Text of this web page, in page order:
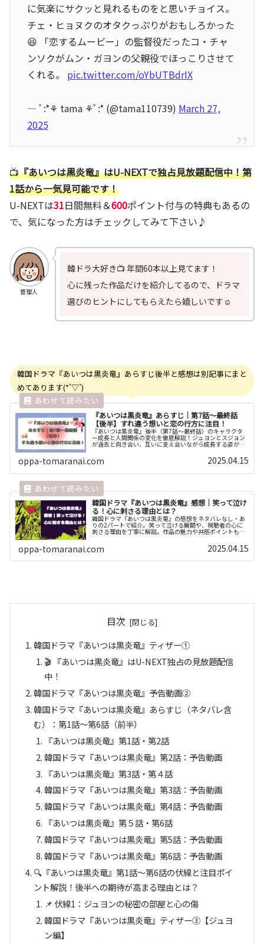
に気楽にサクッと見れるものをと思いチョイス。
チェ・ヒョヌクのオタクっぷりがおもしろかった
😆 「恋するムービー」の監督役だったコ・チャ
ンソクがムン・ガヨンの父親役でほっこりさせて
くれる。 pic.twitter.com/oYbUTBdrIX
— ﾟ:*⚘ tama ⚘ﾟ:* (@tama110739) March 27,
2025
📺『あいつは黒炎竜』はU-NEXTで独占見放題配信中！第
1話から一気見可能です！
U-NEXTは31日間無料＆600ポイント付与の特典もあるの
で、気になった方はチェックしてみて下さい♪
管理人
韓ドラ大好き📺 年間60本以上見てます！
心に残った作品だけを紹介してるので、ドラマ
選びのヒントにしてもらえたら嬉しいです☺️
韓国ドラマ『あいつは黒炎竜』あらすじ後半と感想は別記事にまと
めてあります(*’▽’)
『あいつは黒炎竜』あらすじ｜第7話～最終話
【後半】すれ違う想いと恋の行方に注目！
『あいつは黒炎竜』後半（第7話～最終話）のキャラクタ
ー成長と人間関係の変化を徹底解説！ジュヨンとスジョン
が過去と向き合い、互いに支え合いながら成長する姿が感
動的。愛と絆を描くストーリーの魅力を深掘り！
oppa-tomaranai.com 2025.04.15
韓国ドラマ『あいつは黒炎竜』感想｜笑って泣け
る！心に刺さる理由とは？
韓国ドラマ『あいつは黒炎竜』の感想をネタバレなし・あ
りの2パートで紹介。笑って泣ける展開や、視聴者の心に
刺さる理由を丁寧に解説。作品の魅力や共感ポイントもた
oppa-tomaranai.com 2025.04.15
目次
韓国ドラマ『あいつは黒炎竜』ティザー①
🎬 『あいつは黒炎竜』はU-NEXT独占の見放題配信
中！
韓国ドラマ『あいつは黒炎竜』予告動画②
韓国ドラマ『あいつは黒炎竜』あらすじ（ネタバレ含
む）：第1話～第6話（前半）
『あいつは黒炎竜』第1話・第2話
韓国ドラマ『あいつは黒炎竜』第2話：予告動画
『あいつは黒炎竜』第3話・第４話
韓国ドラマ『あいつは黒炎竜』第3話：予告動画
韓国ドラマ『あいつは黒炎竜』第4話：予告動画
『あいつは黒炎竜』第５話・第6話
韓国ドラマ『あいつは黒炎竜』第5話：予告動画
韓国ドラマ『あいつは黒炎竜』第6話：予告動画
🔍『あいつは黒炎竜』第1話～第6話の伏線と注目ポイ
ント解説！後半への期待が高まる理由とは？
📌 伏線1：ジュヨンの秘密の部屋と心の傷
韓国ドラマ『あいつは黒炎竜』ティザー③【ジュヨ
ン編】